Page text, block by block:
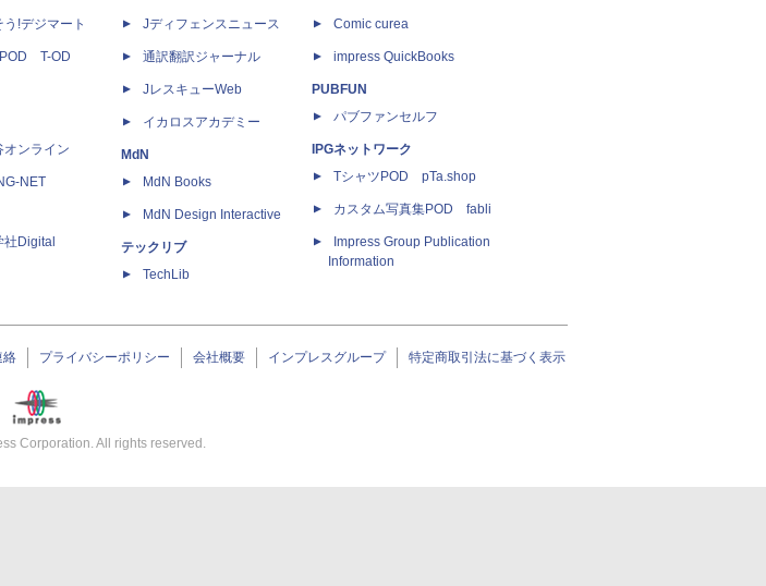
!デジマート
T-OD
オンライン
NET
社Digital
Jディフェンスニュース
通訳翻訳ジャーナル
JレスキューWeb
イカロスアカデミー
MdN
MdN Books
MdN Design Interactive
テックリブ
TechLib
Comic curea
impress QuickBooks
PUBFUN
パブファンセルフ
IPGネットワーク
TシャツPOD pTa.shop
カスタム写真集POD fabli
Impress Group Publication
Information
絡 プライバシーポリシー 会社概要 インプレスグループ 特定商取引法に基づく表示
Corporation. All rights reserved.